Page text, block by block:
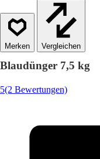
Vergleichen
Blaudünger 7,5 kg
5(2 Bewertungen)